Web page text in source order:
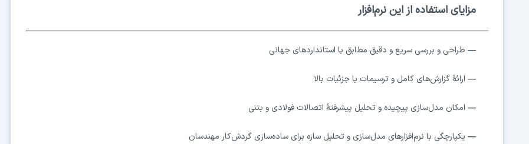
مزایای استفاده از این نرم‌افزار
— طراحی و بررسی سریع و دقیق مطابق با استانداردهای جهانی
— ارائهٔ گزارش‌های کامل و ترسیمات با جزئیات بالا
— امکان مدل‌سازی پیچیده و تحلیل پیشرفتهٔ اتصالات فولادی و بتنی
— یکپارچگی با نرم‌افزارهای مدل‌سازی و تحلیل سازه برای ساده‌سازی گردش‌کار مهندسان